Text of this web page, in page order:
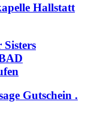
Hallstatt
Gutschein .